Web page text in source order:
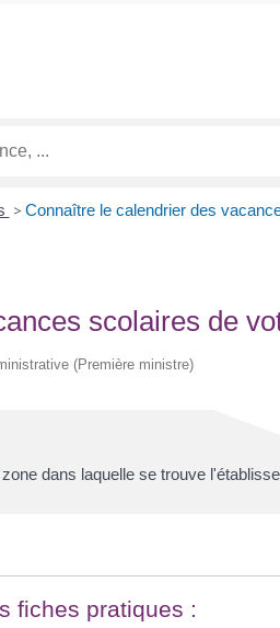
> Connaître le calendrier des
scolaires de
(Première ministre)
dans laquelle se trouve
fiches pratiques :